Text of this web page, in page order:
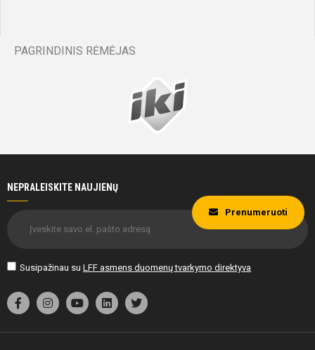
PAGRINDINIS RĖMĖJAS
NEPRALEISKITE NAUJIENŲ
Susipažinau su LFF asmens duomenų tvarkymo direktyva
Prenumeruoti